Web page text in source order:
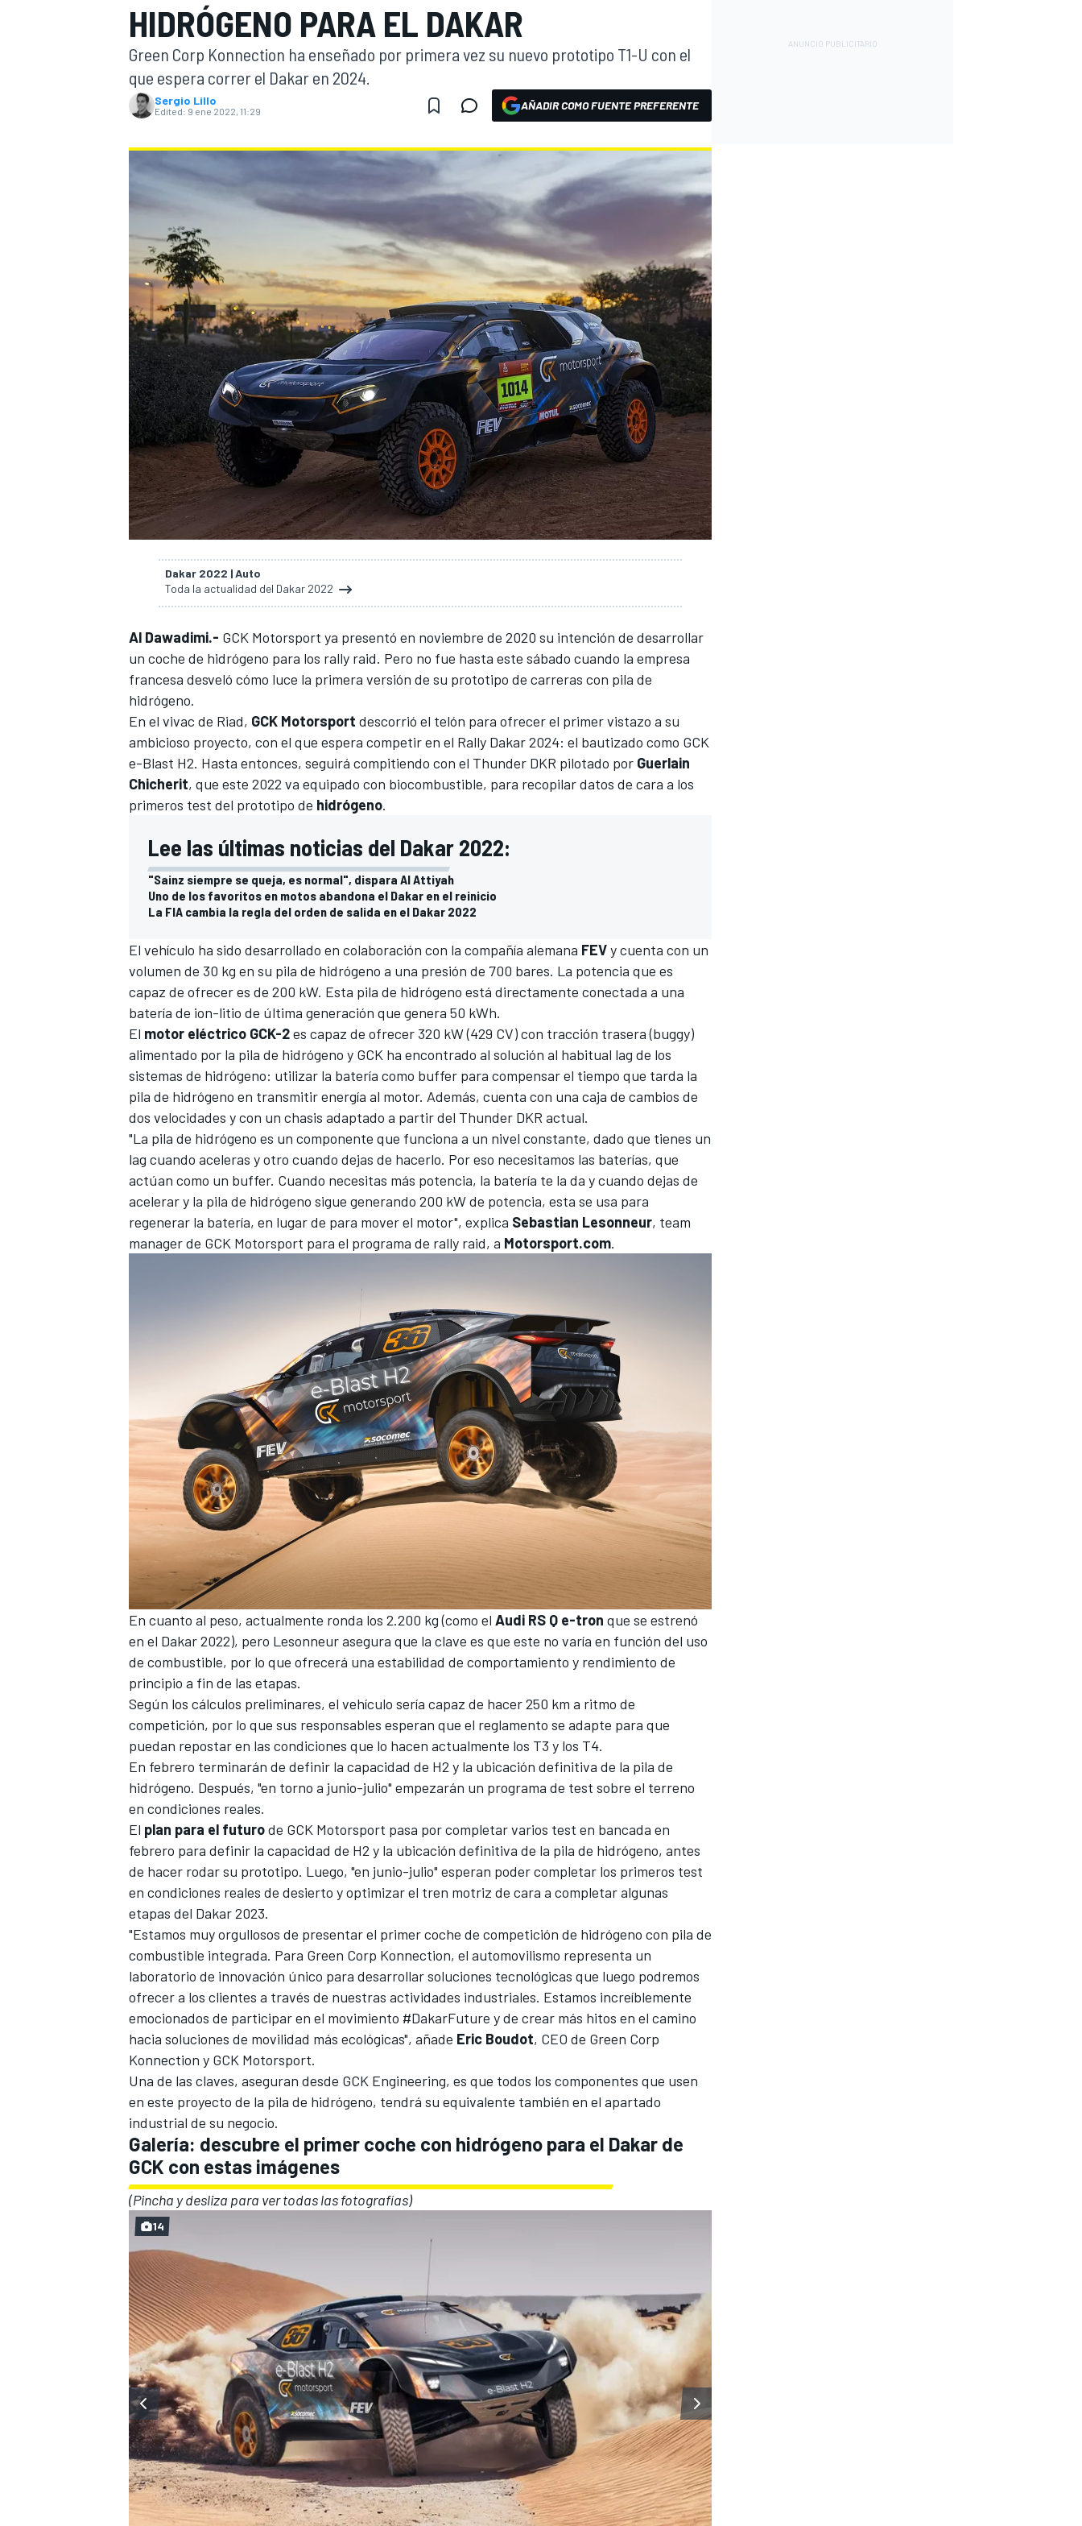
FÓRMULA E MOTO
NASCAR INDYCAR TURISMO
MÁS
HIDRÓGENO PARA EL DAKAR
Green Corp Konnection ha enseñado por primera vez su nuevo prototipo T1-U con el
que espera correr el Dakar en 2024.
Sergio Lillo
Edited: 9 ene 2022, 11:29 AÑADIR COMO FUENTE PREFERENTE
Dakar 2022 | Auto
Toda la actualidad del Dakar 2022
Al Dawadimi.- GCK Motorsport ya presentó en noviembre de 2020 su intención de desarrollar
un coche de hidrógeno para los rally raid. Pero no fue hasta este sábado cuando la empresa
francesa desveló cómo luce la primera versión de su prototipo de carreras con pila de
hidrógeno.
En el vivac de Riad, GCK Motorsport descorrió el telón para ofrecer el primer vistazo a su
ambicioso proyecto, con el que espera competir en el Rally Dakar2024: el bautizado como GCK
e-Blast H2. Hasta entonces, seguirá compitiendo con el Thunder DKR pilotado por Guerlain
Chicherit, que este 2022 va equipado con biocombustible, para recopilar datos de cara a los
primeros test del prototipo de hidrógeno.
Lee las últimas noticias del Dakar 2022:
"Sainz siempre se queja, es normal", dispara Al Attiyah
Uno de los favoritos en motos abandona el Dakar en el reinicio
La FIA cambia la regla del orden de salida en el Dakar 2022
El vehículo ha sido desarrollado en colaboración con la compañía alemana FEVy cuenta con un
volumen de 30 kg en su pila de hidrógeno a una presión de 700 bares. La potencia que es
capaz de ofrecer es de 200 kW. Esta pila de hidrógeno está directamente conectada a una
batería de ion-litio de última generación que genera 50 kWh.
El motor eléctrico GCK-2es capaz de ofrecer 320 kW (429 CV) con tracción trasera (buggy)
alimentado por la pila de hidrógeno y GCK ha encontrado al solución al habitual lag de los
sistemas de hidrógeno: utilizar la batería como buffer para compensar el tiempo que tarda la
pila de hidrógeno en transmitir energía al motor. Además, cuenta con una caja de cambios de
dos velocidades y con un chasis adaptado a partir del Thunder DKR actual.
"La pila de hidrógeno es un componente que funciona a un nivel constante, dado que tienes un
lag cuando aceleras y otro cuando dejas de hacerlo. Por eso necesitamos las baterías, que
actúan como un buffer. Cuando necesitas más potencia, la batería te la da y cuando dejas de
acelerar y la pila de hidrógeno sigue generando 200 kW de potencia, esta se usa para
regenerar la batería, en lugar de para mover el motor", explica Sebastian Lesonneur, team
manager de GCK Motorsport para el programa de rally raid, a Motorsport.com.
En cuanto al peso, actualmente ronda los 2.200 kg (como el Audi RS Q e-tron que se estrenó
en el Dakar 2022), pero Lesonneur asegura que la clave es que este no varía en función del uso
de combustible, por lo que ofrecerá una estabilidad de comportamiento y rendimiento de
principio a fin de las etapas.
Según los cálculos preliminares, el vehículo sería capaz de hacer 250 km a ritmo de
competición, por lo que sus responsables esperan que el reglamento se adapte para que
puedan repostar en las condiciones que lo hacen actualmente los T3 y los T4.
En febrero terminarán de definir la capacidad de H2 y la ubicación definitiva de la pila de
hidrógeno. Después, "en torno a junio-julio" empezarán un programa de test sobre el terreno
en condiciones reales.
El plan para el futurode GCK Motorsport pasa por completar varios test en bancada en
febrero para definir la capacidad de H2 y la ubicación definitiva de la pila de hidrógeno, antes
de hacer rodar su prototipo. Luego, "en junio-julio" esperan poder completar los primeros test
en condiciones reales de desierto y optimizar el tren motriz de cara a completar algunas
etapas del Dakar 2023.
"Estamos muy orgullosos de presentar el primer coche de competición de hidrógeno con pila de
combustible integrada. Para Green Corp Konnection, el automovilismo representa un
laboratorio de innovación único para desarrollar soluciones tecnológicas que luego podremos
ofrecer a los clientes a través de nuestras actividades industriales. Estamos increíblemente
emocionados de participar en el movimiento #DakarFuture y de crear más hitos en el camino
hacia soluciones de movilidad más ecológicas", añade Eric Boudot, CEO de Green Corp
Konnection y GCK Motorsport.
Una de las claves, aseguran desde GCK Engineering, es que todos los componentes que usen
en este proyecto de la pila de hidrógeno, tendrá su equivalente también en el apartado
industrial de su negocio.
Galería: descubre el primer coche con hidrógeno para el Dakar de
GCK con estas imágenes
(Pincha y desliza para ver todas las fotografías)
14